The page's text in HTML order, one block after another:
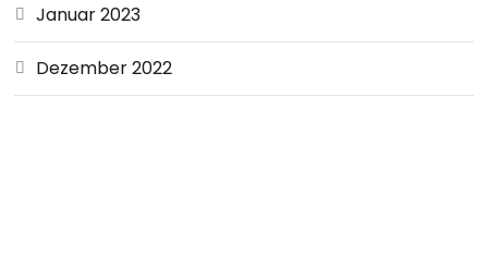
Januar 2023
Dezember 2022